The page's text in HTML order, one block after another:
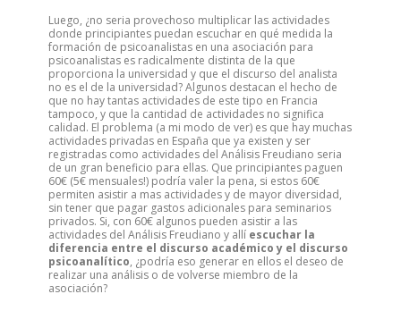
Luego, ¿no seria provechoso multiplicar las actividades
donde principiantes puedan escuchar en qué medida la
formación de psicoanalistas en una asociación para
psicoanalistas es radicalmente distinta de la que
proporciona la universidad y que el discurso del analista
no es el de la universidad? Algunos destacan el hecho de
que no hay tantas actividades de este tipo en Francia
tampoco, y que la cantidad de actividades no significa
calidad. El problema (a mi modo de ver) es que hay muchas
actividades privadas en España que ya existen y ser
registradas como actividades del Análisis Freudiano seria
de un gran beneficio para ellas. Que principiantes paguen
60€ (5€ mensuales!) podría valer la pena, si estos 60€
permiten asistir a mas actividades y de mayor diversidad,
sin tener que pagar gastos adicionales para seminarios
privados. Si, con 60€ algunos pueden asistir a las
actividades del Análisis Freudiano y allí escuchar la
diferencia entre el discurso académico y el discurso
psicoanalítico, ¿podría eso generar en ellos el deseo de
realizar una análisis o de volverse miembro de la
asociación?